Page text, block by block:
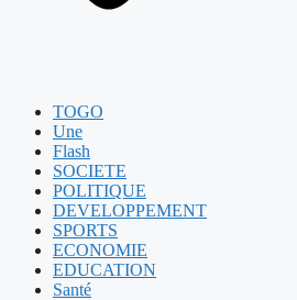
TOGO
Une
Flash
SOCIETE
POLITIQUE
DEVELOPPEMENT
SPORTS
ECONOMIE
EDUCATION
Santé